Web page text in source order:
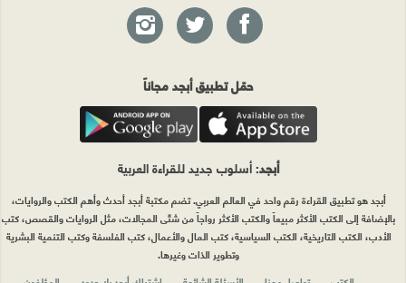
حمّل تطبيق أبجد مجاناً
أبجد: أسلوب جديد للقراءة العربية
أبجد هو تطبيق القراءة رقم واحد في العالم العربي. تضم مكتبة أبجد أحدث وأهم الكتب والروايات،
بالإضافة إلى الكتب الأكثر مبيعاً والكتب الأكثر رواجاً من شتّى المجالات، مثل الروايات والقصص، كتب
الأدب، الكتب التاريخية، الكتب السياسية، كتب المال والأعمال، كتب الفلسفة وكتب التنمية البشرية
وتطوير الذات وغيرها.